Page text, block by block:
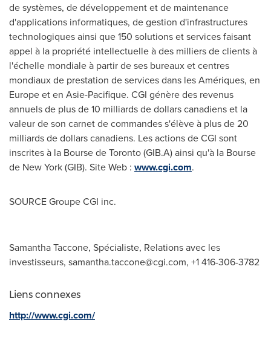
de systèmes, de développement et de maintenance
d'applications informatiques, de gestion d'infrastructures
technologiques ainsi que 150 solutions et services faisant
appel à la propriété intellectuelle à des milliers de clients à
l'échelle mondiale à partir de ses bureaux et centres
mondiaux de prestation de services dans les Amériques, en
Europeet en Asie-Pacifique. CGI génère des revenus
annuels de plus de 10 milliards de dollars canadiens et la
valeur de son carnet de commandes s'élève à plus de 20
milliards de dollars canadiens. Les actions de CGI sont
inscrites à la Bourse deToronto(GIB.A) ainsi qu'à la Bourse
de New York(GIB). Site Web : www.cgi.com.
SOURCE Groupe CGI inc.
Samantha Taccone, Spécialiste, Relations avec les
investisseurs, samantha.taccone@cgi.com, +1 416-306-3782
Liens connexes
http://www.cgi.com/